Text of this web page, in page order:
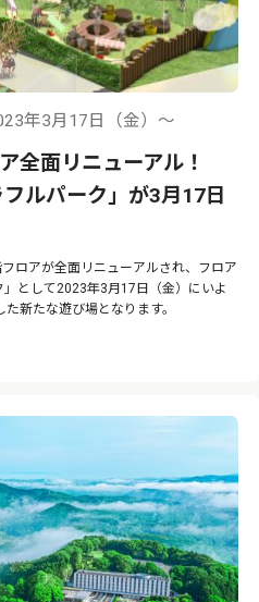
年3月17日（金）〜
全面リニューアル！
ルパーク」が3月17日
ロアが全面リニューアルされ、フロア
として2023年3月17日（金）にいよ
新たな遊び場となります。